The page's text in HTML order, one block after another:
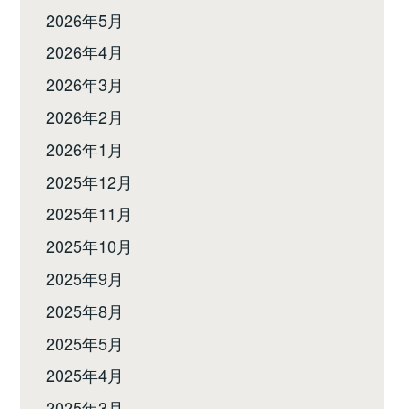
2026年5月
2026年4月
2026年3月
2026年2月
2026年1月
2025年12月
2025年11月
2025年10月
2025年9月
2025年8月
2025年5月
2025年4月